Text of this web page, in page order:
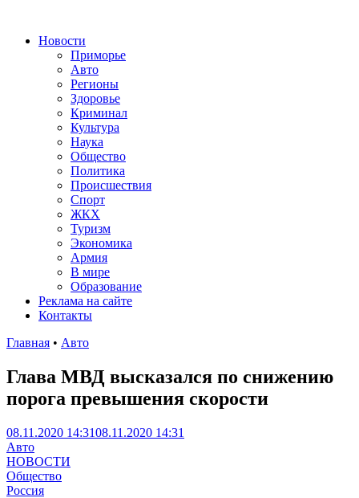
Новости
Приморье
Авто
Регионы
Здоровье
Криминал
Культура
Наука
Общество
Политика
Происшествия
Спорт
ЖКХ
Туризм
Экономика
Армия
В мире
Образование
Реклама на сайте
Контакты
Главная • Авто
Глава МВД высказался по снижению
порога превышения скорости
08.11.2020 14:3108.11.2020 14:31
Авто
НОВОСТИ
Общество
Россия